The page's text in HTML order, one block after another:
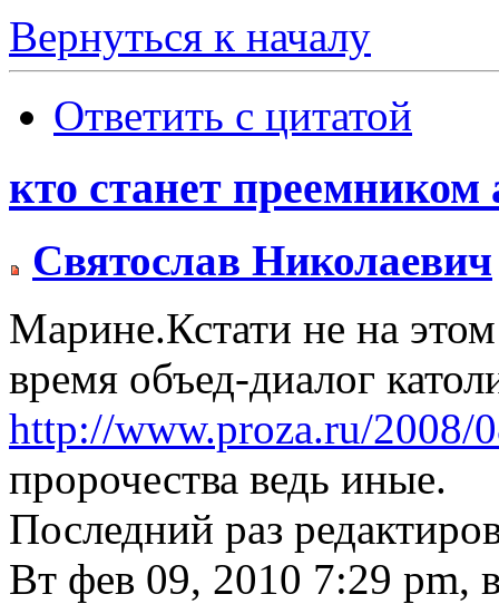
Вернуться к началу
Ответить с цитатой
кто станет преемником
Святослав Николаевич
Марине.Кстати не на
время объед-диалог
http://www.proza.ru/2008/
пророчества ведь иные.
Последний раз
Вт фев 09, 2010 7:29 pm,